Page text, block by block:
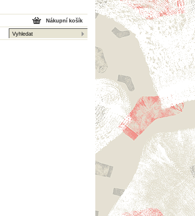
Nákupní košík